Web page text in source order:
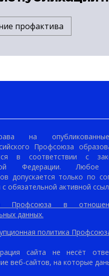
профактива
на
Профсоюза
в соответствии с
Федерации. Любое
допускается только по
обязательной активной
Профсоюза в
данных.
политика
сайта не несёт
веб-сайтов, на которые